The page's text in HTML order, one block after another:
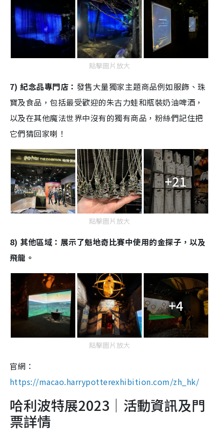
點擊圖片放大
7) 紀念品專門店： 發售大量獨家主題商品例如服飾、珠
寶及食品，包括最受歡迎的朱古力蛙和瓶裝奶油啤酒，
以及在其他魔法世界中沒有的獨有商品，粉絲們記住把
它們猜回家喇！
+21
點擊圖片放大
8) 其他區域：展示了魁地奇比賽中使用的金探子，以及
飛龍。
+4
點擊圖片放大
官網：
https://macao.harrypotterexhibition.com/zh_hk/
哈利波特展2023｜活動資訊及門
票詳情